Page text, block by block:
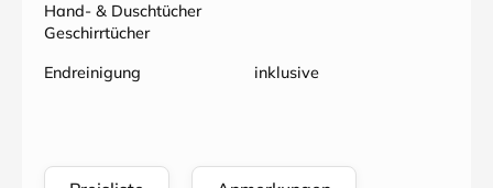
Hand- & Duschtücher
Geschirrtücher
Endreinigung inklusive